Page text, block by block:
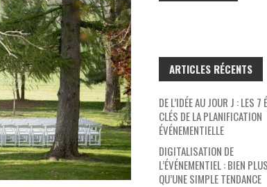
ARTICLES RÉCENTS
DE L’IDÉE AU JOUR J : LES 7
CLÉS DE LA PLANIFICATION
ÉVÉNEMENTIELLE
DIGITALISATION DE
L’ÉVÉNEMENTIEL : BIEN PLUS
QU’UNE SIMPLE TENDANCE